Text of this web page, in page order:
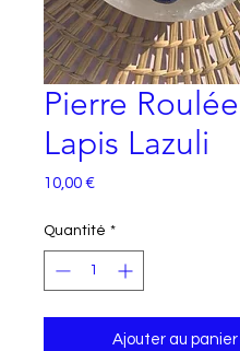
Pierre Roulée
Lapis Lazuli
10,00 €Prix
Quantité *
Ajouter au panier